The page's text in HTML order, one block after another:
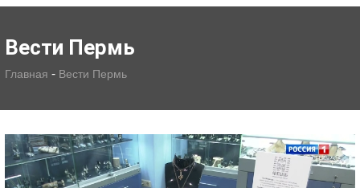
Вести Пермь
Главная - Вести Пермь